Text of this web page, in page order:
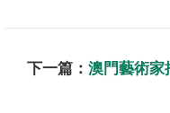
下一篇： 澳門藝術家